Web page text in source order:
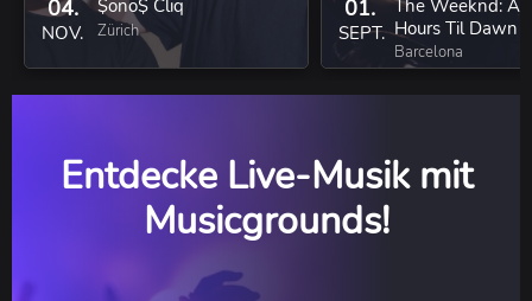
04.
NOV.
$ono$ Cliq
Zürich
01.
SEPT.
The Weeknd:
Hours Til Dawn
Barcelona
Entdecke Live-Musik mit
Musicgrounds!